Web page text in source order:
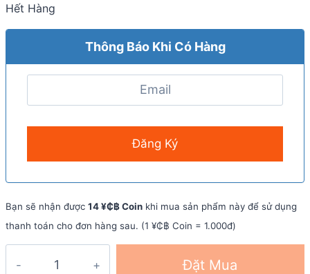
Hết Hàng
Thông Báo Khi Có Hàng
Bạn sẽ nhận được 14 ¥₵฿ Coin khi mua sản phẩm này để sử dụng
thanh toán cho đơn hàng sau. (1 ¥₵฿ Coin = 1.000đ)
Đặt Mua